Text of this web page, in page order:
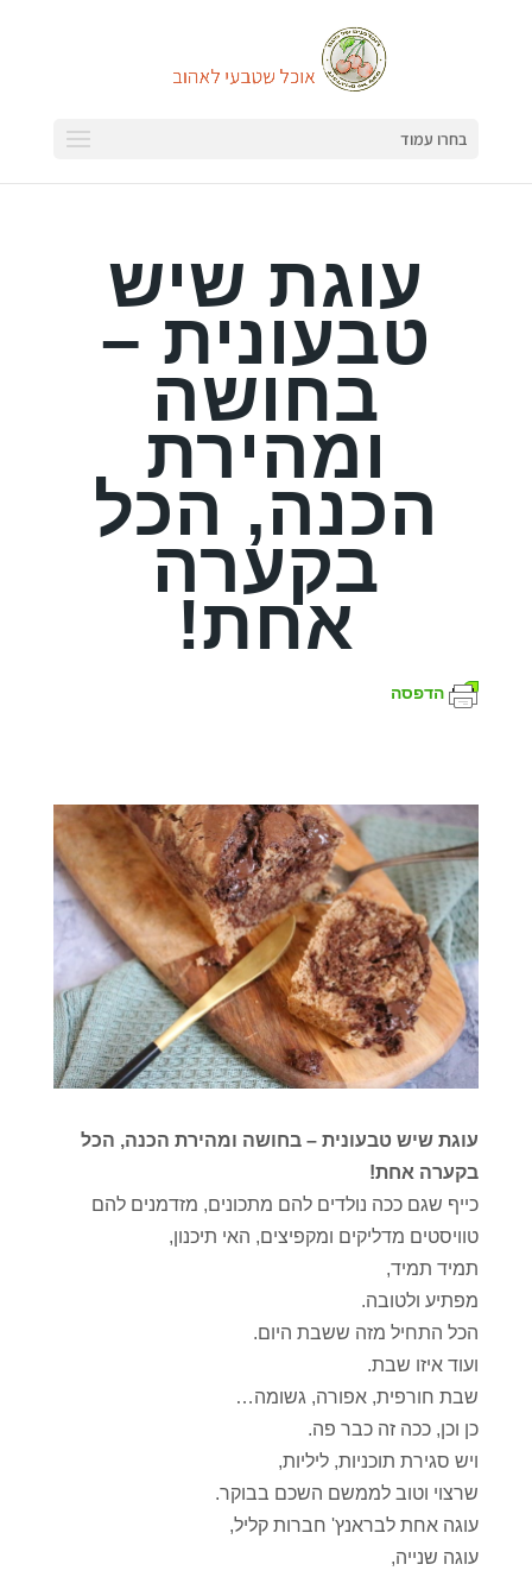
בחרו עמוד
עוגת שיש
טבעונית –
בחושה
ומהירת
הכנה, הכל
בקערה
אחת!
הדפסה
עוגת שיש טבעונית – בחושה ומהירת הכנה, הכל
בקערה אחת!
כייף שגם ככה נולדים להם מתכונים, מזדמנים להם
טוויסטים מדליקים ומקפיצים, האי תיכנון,
תמיד תמיד,
מפתיע ולטובה.
הכל התחיל מזה ששבת היום.
ועוד איזו שבת.
שבת חורפית, אפורה, גשומה…
כן וכן, ככה זה כבר פה.
ויש סגירת תוכניות, ליליות,
שרצוי וטוב לממשם השכם בבוקר.
עוגה אחת לבראנץ' חברות קליל,
עוגה שנייה,